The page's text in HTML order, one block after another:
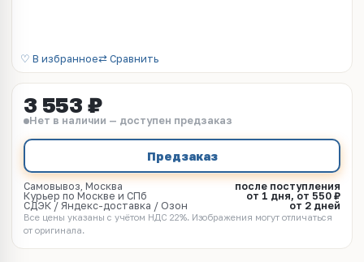
♡ В избранное⇄ Сравнить
3 553 ₽
Нет в наличии — доступен предзаказ
Предзаказ
Самовывоз, Москва
после поступления
Курьер по Москве и СПб
от 1 дня, от 550 ₽
СДЭК / Яндекс-доставка / Озон
от 2 дней
Все цены указаны с учётом НДС 22%. Изображения могут отличаться
от оригинала.